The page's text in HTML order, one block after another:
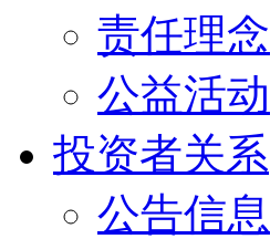
责任理念
公益活动
投资者关系
公告信息